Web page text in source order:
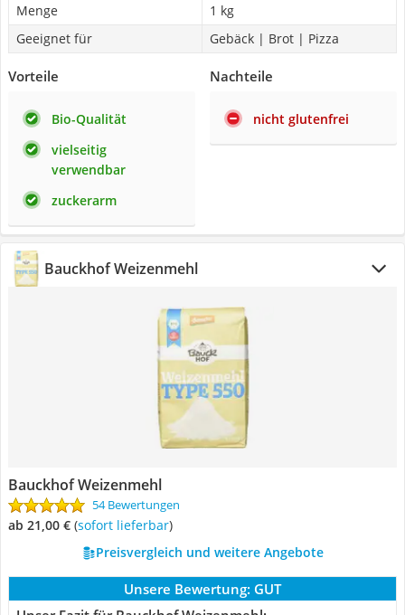
Menge
1 kg
Geeignet für
Gebäck | Brot | Pizza
Vorteile
Bio-Qualität
vielseitig
verwendbar
zuckerarm
Nachteile
nicht glutenfrei
Bauckhof Weizenmehl
Bauckhof Weizenmehl
54 Bewertungen
ab 21,00 € ( Sofort lieferbar)
Preisvergleich und weitere Angebote
Unsere Bewertung: GUT